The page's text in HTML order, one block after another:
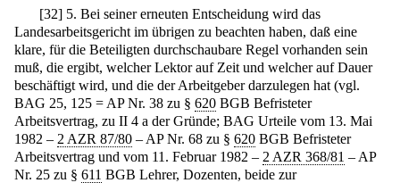
[32] 5. Bei seiner erneuten Entscheidung wird das
Landesarbeitsgericht im übrigen zu beachten haben, daß eine
klare, für die Beteiligten durchschaubare Regel vorhanden sein
muß, die ergibt, welcher Lektor auf Zeit und welcher auf Dauer
beschäftigt wird, und die der Arbeitgeber darzulegen hat (vgl.
BAG 25, 125 = AP Nr. 38 zu § 620 BGB Befristeter
Arbeitsvertrag, zu II 4 a der Gründe; BAG Urteile vom 13. Mai
1982 – 2 AZR 87/80 – AP Nr. 68 zu § 620 BGB Befristeter
Arbeitsvertrag und vom 11. Februar 1982 – 2 AZR 368/81 – AP
Nr. 25 zu § 611 BGB Lehrer, Dozenten, beide zur